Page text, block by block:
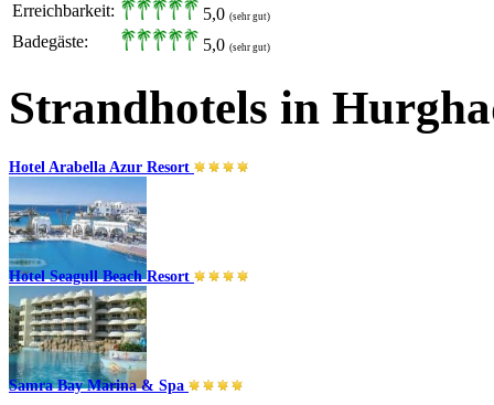
Erreichbarkeit: 5,0 (sehr gut)
Badegäste: 5,0 (sehr gut)
Strandhotels in
Hotel Arabella Azur Resort
Hurghada
All Inklusive
Hotel Seagull Beach Resort
Samra Bay Marina & Spa